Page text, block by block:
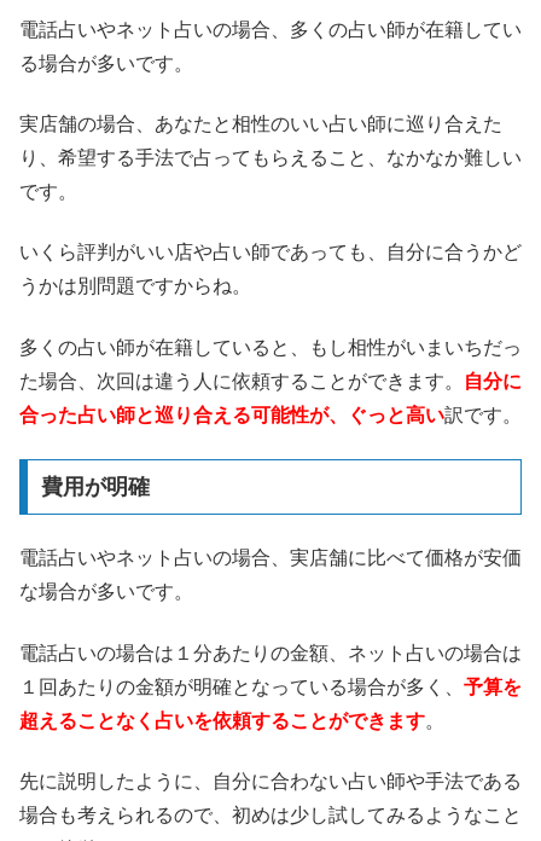
電話占いやネット占いの場合、多くの占い師が在籍してい
る場合が多いです。
実店舗の場合、あなたと相性のいい占い師に巡り合えた
り、希望する手法で占ってもらえること、なかなか難しい
です。
いくら評判がいい店や占い師であっても、自分に合うかど
うかは別問題ですからね。
多くの占い師が在籍していると、もし相性がいまいちだっ
た場合、次回は違う人に依頼することができます。
自分に
合った占い師と巡り合える可能性が、ぐっと高い訳です。
費用が明確
電話占いやネット占いの場合、実店舗に比べて価格が安価
な場合が多いです。
電話占いの場合は１分あたりの金額、ネット占いの場合は
１回あたりの金額が明確となっている場合が多く、 予算を
超えることなく占いを依頼することができます。
先に説明したように、自分に合わない占い師や手法である
場合も考えられるので、初めは少し試してみるようなこと